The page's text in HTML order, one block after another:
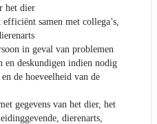
het dier
samen met collega’s,
in geval van problemen
en deskundigen indien nodig
de hoeveelheid van de
gegevens van het dier, het
dierenarts,